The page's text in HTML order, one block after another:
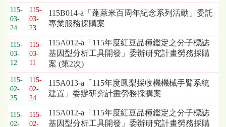
欄
位
依
序
為：
開
日
期、
截
標
日
115-
03-
24
115-
03-
23
115B014-a「蓬萊米百周年紀念系列活動」委託
專業服務採購案
115-
03-
12
115-
03-
11
115A012-a「115年度紅豆品種鑑定之分子標誌
基因型分析工具開發」委辦研究計畫勞務採購
案 (第2次)
115-
02-
25
115-
02-
24
115A013-a「115年度鳳梨採收機機械手臂系統
建置」委辦研究計畫勞務採購案
115-
02-
115-
02-
115A012-a「115年度紅豆品種鑑定之分子標誌
基因型分析工具開發」委辦研究計畫勞務採購